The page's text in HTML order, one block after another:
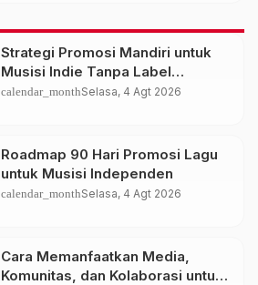
Strategi Promosi Mandiri untuk
Musisi Indie Tanpa Label
Rekaman
calendar_monthSelasa, 4 Agt 2026
Roadmap 90 Hari Promosi Lagu
untuk Musisi Independen
calendar_monthSelasa, 4 Agt 2026
Cara Memanfaatkan Media,
Komunitas, dan Kolaborasi untuk